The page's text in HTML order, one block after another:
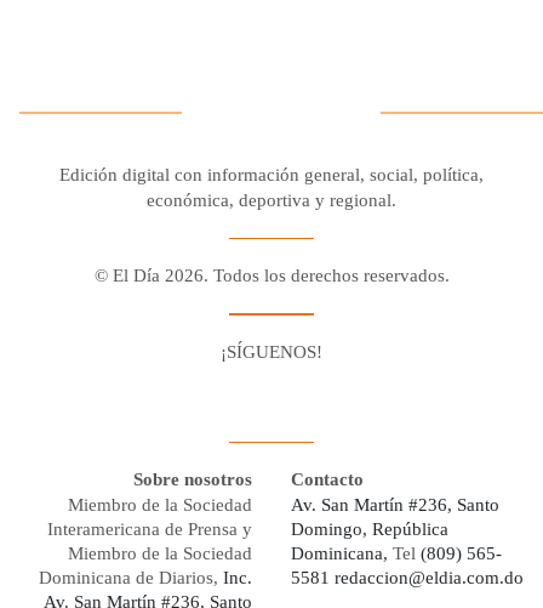
Edición digital con información general, social, política,
económica, deportiva y regional.
© El Día 2026. Todos los derechos reservados.
¡SÍGUENOS!
Sobre nosotros
Miembro de la Sociedad
Interamericana de Prensa y
Miembro de la Sociedad
Dominicana de Diarios, Inc.
Av. San Martín #236, Santo
Contacto
Av. San Martín #236, Santo
Domingo, República
Dominicana, Tel (809) 565-
5581 redaccion@eldia.com.do